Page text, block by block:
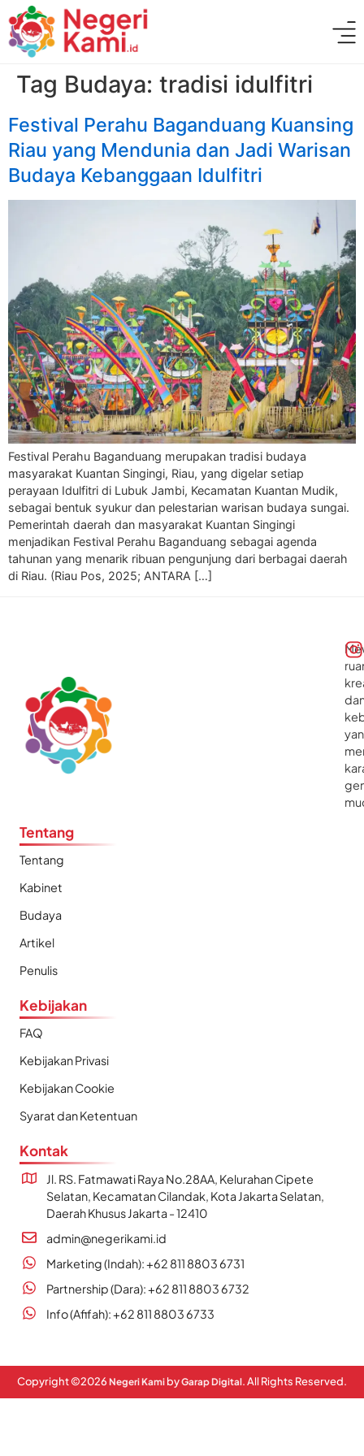
Tag Budaya: tradisi idulfitri
Festival Perahu Baganduang Kuansing
Riau yang Mendunia dan Jadi Warisan
Budaya Kebanggaan Idulfitri
Festival Perahu Baganduang merupakan tradisi budaya
masyarakat Kuantan Singingi, Riau, yang digelar setiap
perayaan Idulfitri di Lubuk Jambi, Kecamatan Kuantan Mudik,
sebagai bentuk syukur dan pelestarian warisan budaya sungai.
Pemerintah daerah dan masyarakat Kuantan Singingi
menjadikan Festival Perahu Baganduang sebagai agenda
tahunan yang menarik ribuan pengunjung dari berbagai daerah
di Riau. (Riau Pos, 2025; ANTARA […]
Tentang
Tentang
Kabinet
Budaya
Artikel
Penulis
Kebijakan
FAQ
Kebijakan Privasi
Kebijakan Cookie
Syarat dan Ketentuan
Kontak
Jl. RS. Fatmawati Raya No.28AA, Kelurahan Cipete
Selatan, Kecamatan Cilandak, Kota Jakarta Selatan,
Daerah Khusus Jakarta - 12410
admin@negerikami.id
Marketing (Indah): +62 811 8803 6731
Partnership (Dara): +62 811 8803 6732
Info (Afifah): +62 811 8803 6733
Copyright ©2026 Negeri Kami byGarap Digital. All Rights Reserved.